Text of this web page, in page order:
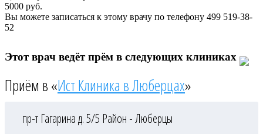
5000 руб.
Вы можете записаться к этому врачу по телефону 499 519-38-
52
Этот врач ведёт прём в следующих клиниках
Приём в «Ист Клиника в Люберцах»
пр-т Гагарина д. 5/5 Район - Люберцы